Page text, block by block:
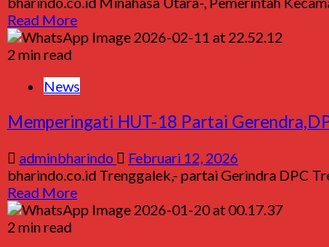
Read More
2 min read
News
Memperingati HUT-18 Partai
adminbharindo
Februari 12, 2026
bharindo.co.id Trenggalek,- partai Gerindra DPC
Read More
2 min read